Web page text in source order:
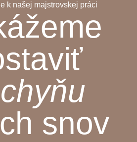
k našej majstrovskej práci
snov